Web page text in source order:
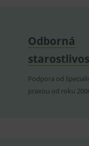
Odborná
Podpora od
praxou od roku